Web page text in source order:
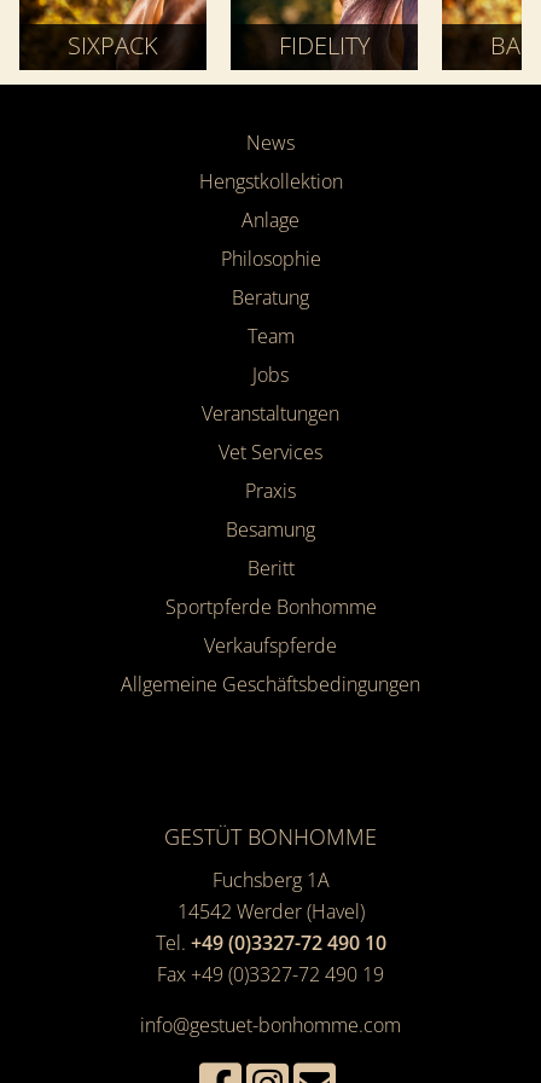
SIXPACK FIDELITY
News
Hengstkollektion
Anlage
Philosophie
Beratung
Team
Jobs
Veranstaltungen
Vet Services
Praxis
Besamung
Beritt
Sportpferde Bonhomme
Verkaufspferde
Allgemeine Geschäfts­bedingungen
GESTÜT BONHOMME
Fuchsberg 1A
14542 Werder (Havel)
Tel. +49 (0)3327-72 490 10
Fax +49 (0)3327-72 490 19
info@gestuet-bonhomme.com